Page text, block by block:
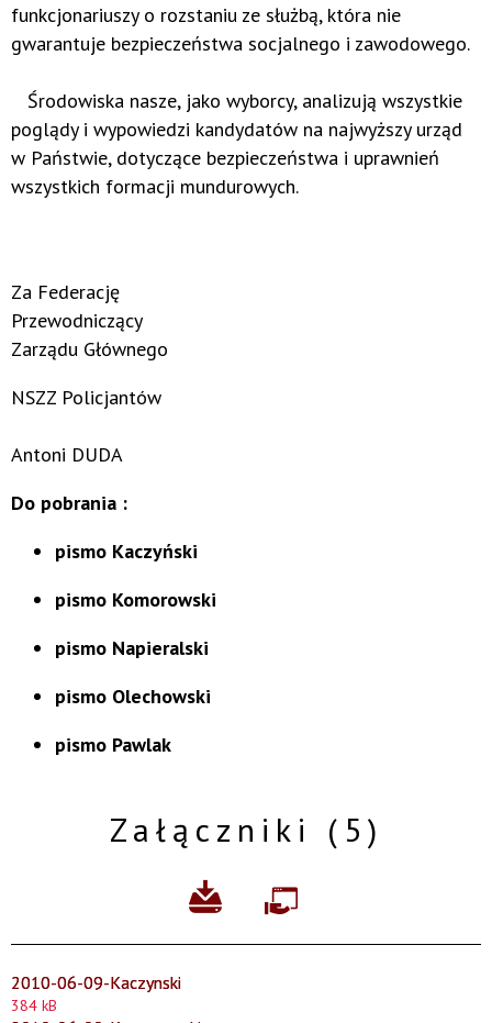
funkcjonariuszy o rozstaniu ze służbą, która nie
gwarantuje bezpieczeństwa socjalnego i zawodowego.
Środowiska nasze, jako wyborcy, analizują wszystkie
poglądy i wypowiedzi kandydatów na najwyższy urząd
w Państwie, dotyczące bezpieczeństwa i uprawnień
wszystkich formacji mundurowych.
Za Federację
Przewodniczący
Zarządu Głównego
NSZZ Policjantów
Antoni DUDA
Do pobrania :
pismo Kaczyński
pismo Komorowski
pismo Napieralski
pismo Olechowski
pismo Pawlak
Załączniki (5)
2010-06-09-Kaczynski
384 kB